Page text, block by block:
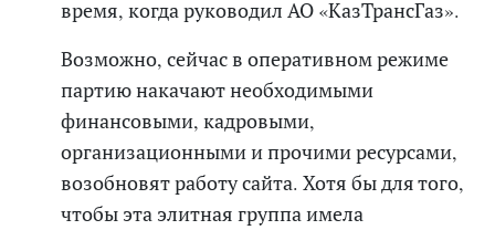
время, когда руководил АО «КазТрансГаз».
Возможно, сейчас в оперативном режиме
партию накачают необходимыми
финансовыми, кадровыми,
организационными и прочими ресурсами,
возобновят работу сайта. Хотя бы для того,
чтобы эта элитная группа имела